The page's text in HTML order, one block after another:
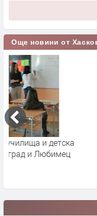
Още новини от
Повдигнаха
убийството на чичо си